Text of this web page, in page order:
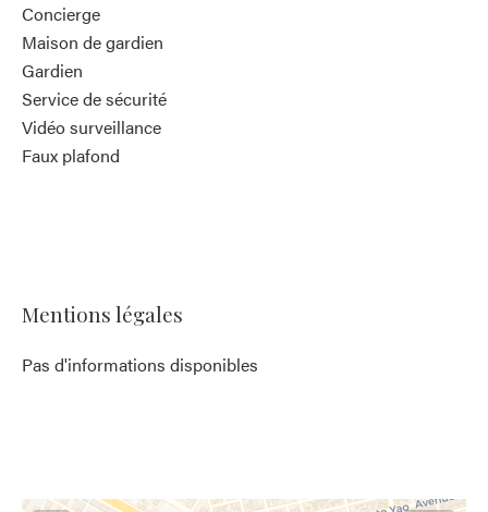
Concierge
Maison de gardien
Gardien
Service de sécurité
Vidéo surveillance
Faux plafond
Mentions légales
Pas d'informations disponibles